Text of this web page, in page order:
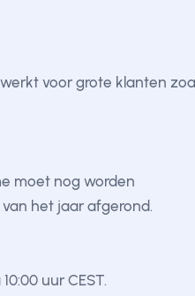
voor grote klanten
moet nog worden
het jaar afgerond.
uur CEST.